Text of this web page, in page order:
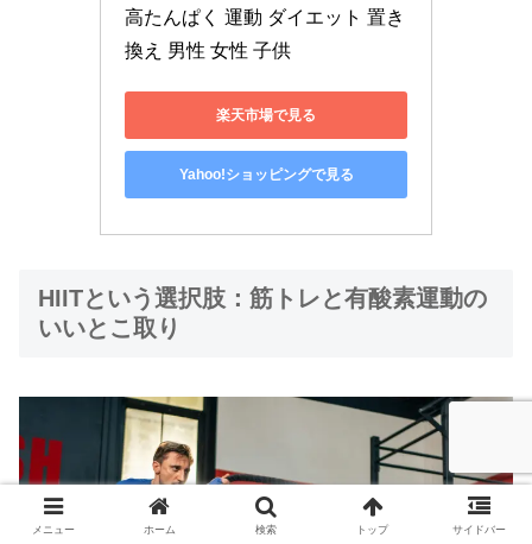
高たんぱく 運動 ダイエット 置き
換え 男性 女性 子供
楽天市場で見る
Yahoo!ショッピングで見る
HIITという選択肢：筋トレと有酸素運動の
いいとこ取り
メニュー ホーム 検索 トップ サイドバー